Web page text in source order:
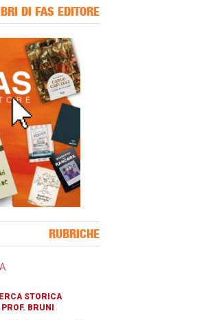
DI FAS EDITORE
RUBRICHE
STORICA
BRUNI